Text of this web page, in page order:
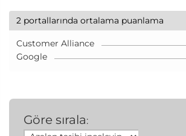
2 portallarında ortalama puanlama
Customer Alliance
Google
Göre sırala: